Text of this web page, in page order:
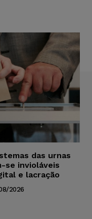
das urnas
se invioláveis
e lacração
2026